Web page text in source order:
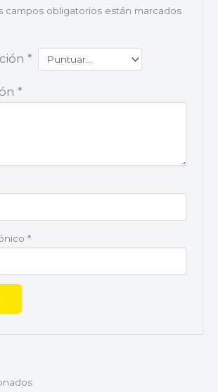
campos obligatorios están marcados
*
*
*